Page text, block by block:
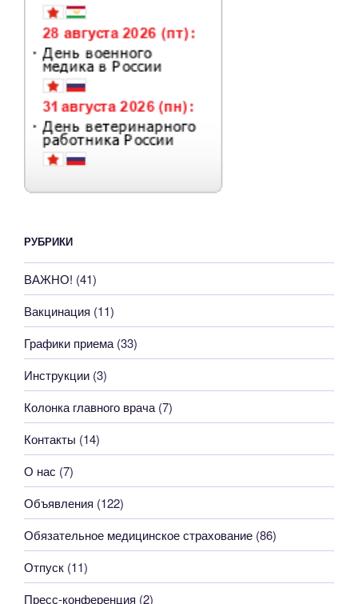
РУБРИКИ
ВАЖНО! (41)
Вакцинация (11)
Графики приема (33)
Инструкции (3)
Колонка главного врача (7)
Контакты (14)
О нас (7)
Объявления (122)
Обязательное медицинское страхование (86)
Отпуск (11)
Пресс-конференция (2)